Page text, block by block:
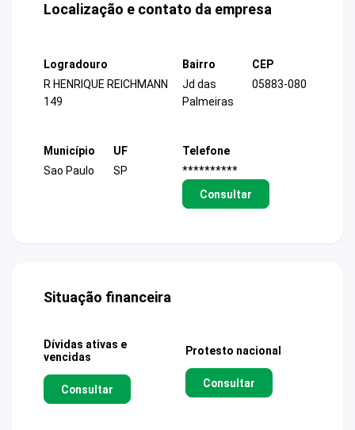
Localização e contato da empresa
Logradouro
R HENRIQUE REICHMANN
149
Bairro
Jd das
Palmeiras
CEP
05883-080
Município
Sao Paulo
UF
SP
Telefone
**********
Consultar
Situação financeira
Dívidas ativas e
vencidas
Consultar
Protesto nacional
Consultar